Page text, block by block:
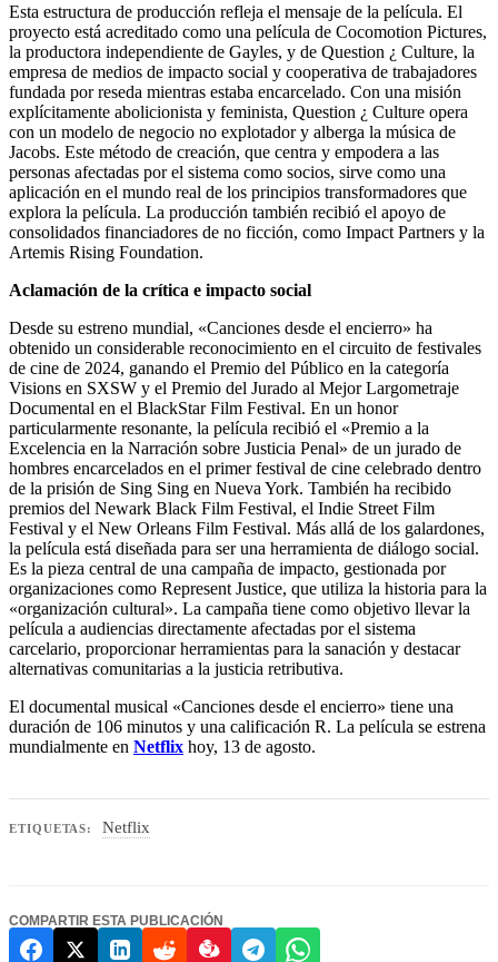
Esta estructura de producción refleja el mensaje de la película. El
proyecto está acreditado como una película de Cocomotion Pictures,
la productora independiente de Gayles, y de Question ¿ Culture, la
empresa de medios de impacto social y cooperativa de trabajadores
fundada por reseda mientras estaba encarcelado. Con una misión
explícitamente abolicionista y feminista, Question ¿ Culture opera
con un modelo de negocio no explotador y alberga la música de
Jacobs. Este método de creación, que centra y empodera a las
personas afectadas por el sistema como socios, sirve como una
aplicación en el mundo real de los principios transformadores que
explora la película. La producción también recibió el apoyo de
consolidados financiadores de no ficción, como Impact Partners y la
Artemis Rising Foundation.
Aclamación de la crítica e impacto social
Desde su estreno mundial, «Canciones desde el encierro» ha
obtenido un considerable reconocimiento en el circuito de festivales
de cine de 2024, ganando el Premio del Público en la categoría
Visions en SXSW y el Premio del Jurado al Mejor Largometraje
Documental en el BlackStar Film Festival. En un honor
particularmente resonante, la película recibió el «Premio a la
Excelencia en la Narración sobre Justicia Penal» de un jurado de
hombres encarcelados en el primer festival de cine celebrado dentro
de la prisión de Sing Sing en Nueva York. También ha recibido
premios del Newark Black Film Festival, el Indie Street Film
Festival y el New Orleans Film Festival. Más allá de los galardones,
la película está diseñada para ser una herramienta de diálogo social.
Es la pieza central de una campaña de impacto, gestionada por
organizaciones como Represent Justice, que utiliza la historia para la
«organización cultural». La campaña tiene como objetivo llevar la
película a audiencias directamente afectadas por el sistema
carcelario, proporcionar herramientas para la sanación y destacar
alternativas comunitarias a la justicia retributiva.
El documental musical «Canciones desde el encierro» tiene una
duración de 106 minutos y una calificación R. La película se estrena
mundialmente en Netflix hoy, 13 de agosto.
ETIQUETAS: Netflix
COMPARTIR ESTA PUBLICACIÓN